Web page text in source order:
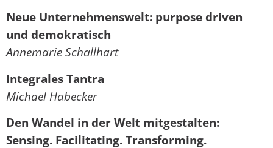
Neue Unternehmenswelt: purpose driven
und demokratisch
Annemarie Schallhart
Integrales Tantra
Michael Habecker
Den Wandel in der Welt mitgestalten:
Sensing. Facilitating. Transforming.